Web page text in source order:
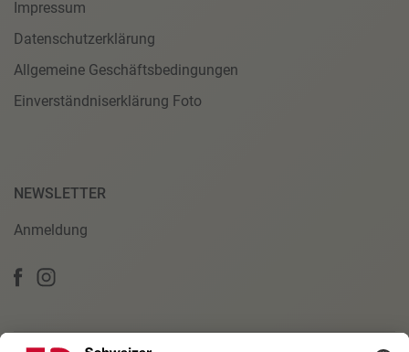
Impressum
Datenschutzerklärung
Allgemeine Geschäftsbedingungen
Einverständniserklärung Foto
NEWSLETTER
Anmeldung